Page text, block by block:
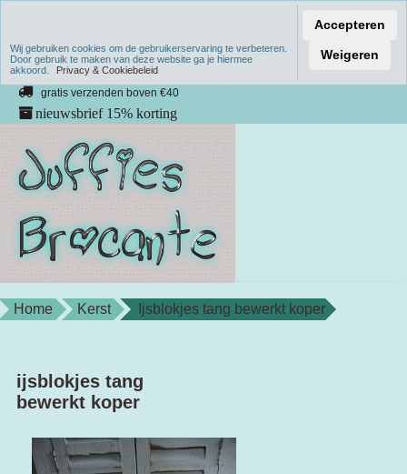
Verzenden binnen 1 werkdag
unieke producten
gratis verzenden boven €40
nieuwsbrief 15% korting
Home Kerst Ijsblokjes tang bewerkt koper
ijsblokjes tang
bewerkt koper
Wij gebruiken cookies om de gebruikerservaring te verbeteren.
Door gebruik te maken van deze website ga je hiermee
akkoord.
Privacy & Cookiebeleid
Accepteren
Weigeren